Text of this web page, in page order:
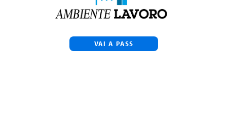
VAI A PASS